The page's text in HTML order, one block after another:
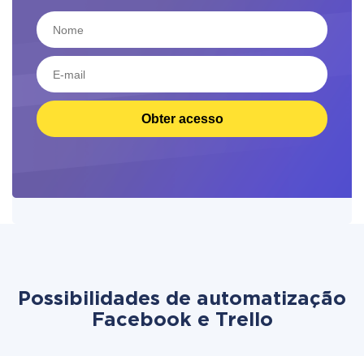
Obter acesso
Possibilidades de automatização
Facebook e Trello